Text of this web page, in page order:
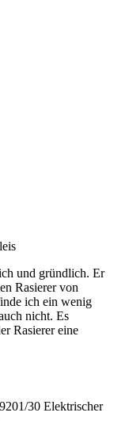
und gründlich. Er
Rasierer von
ich ein wenig
nicht. Es
Rasierer eine
30 Elektrischer